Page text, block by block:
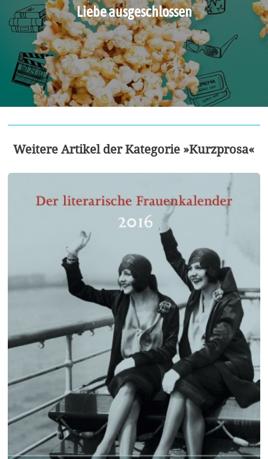
Liebe ausgeschlossen
Weitere Artikel der Kategorie »Kurzprosa«